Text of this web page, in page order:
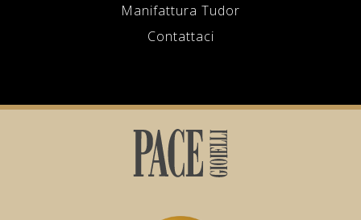
Manifattura Tudor
Contattaci